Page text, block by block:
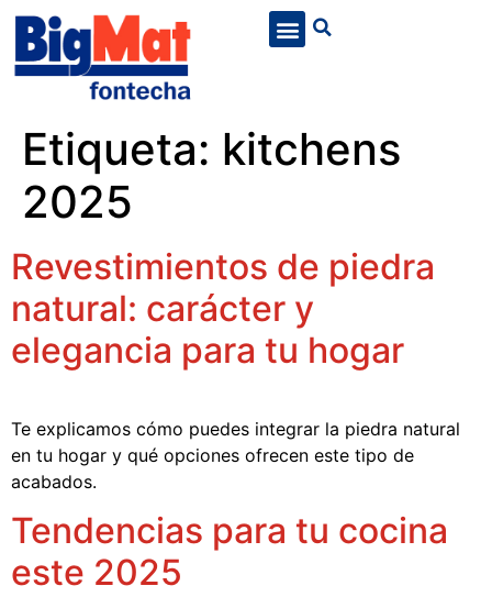
Etiqueta: kitchens
2025
Revestimientos de piedra
natural: carácter y
elegancia para tu hogar
Te explicamos cómo puedes integrar la piedra natural
en tu hogar y qué opciones ofrecen este tipo de
acabados.
Tendencias para tu cocina
este 2025